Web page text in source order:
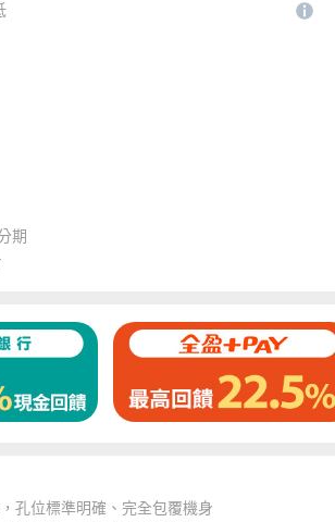
期
孔位標準明確、完全包覆機身